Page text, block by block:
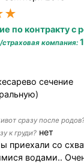
по контракту с
компания:
сечение
сразу после
к груди? нет
приехали со
водами..